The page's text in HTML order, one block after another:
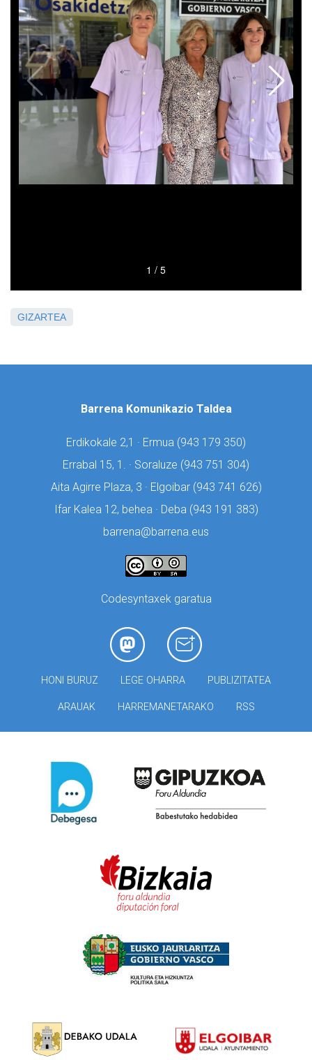
GIZARTEA
Barrena Komunikazio Taldea
Erdikokale 2,1 · Ermua (943 179 350)
Errabal 15, 1. · Soraluze (943 751 304)
Aita Agirre Plaza, 3 · Elgoibar (943 741 626)
Ifar Kalea 12, behea · Deba (943 191 383)
barrena@barrena.eus
Codesyntaxek garatua
HONI BURUZ LEGE OHARRA PUBLIZITATEA
ARAUAK HARREMANETARAKO RSS